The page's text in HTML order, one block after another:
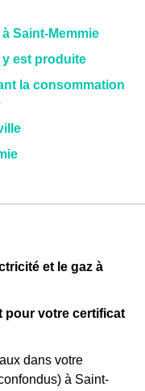
Saint-Memmie
y est produite
la consommation
et le gaz à
pour votre certificat
dans votre
à Saint-